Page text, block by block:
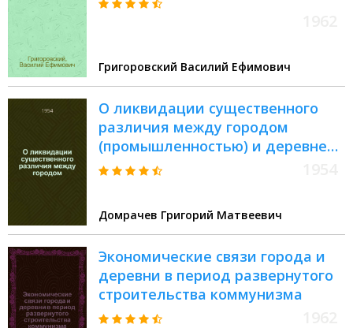
Григоровский Василий Ефимович
О ликвидации существенного
различия между городом
(промышленностью) и деревней
(сельским хозяйством) в СССР в
Домрачев Григорий Матвеевич
Экономические связи города и
деревни в период развернутого
строительства коммунизма